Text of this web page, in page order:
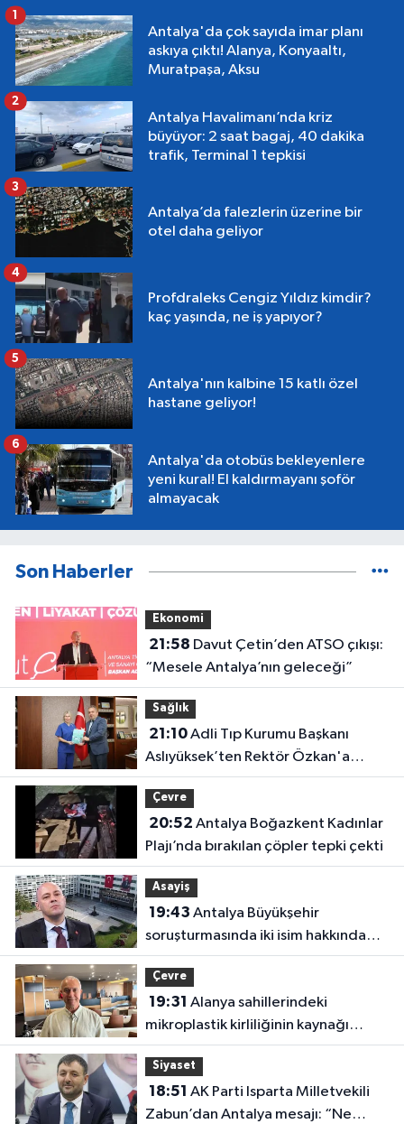
Antalya'da çok sayıda imar planı
askıya çıktı! Alanya, Konyaaltı,
Muratpaşa, Aksu
1
Antalya Havalimanı’nda kriz
büyüyor: 2 saat bagaj, 40 dakika
trafik, Terminal 1 tepkisi
2
Antalya’da falezlerin üzerine bir
otel daha geliyor
3
Profdraleks Cengiz Yıldız kimdir?
kaç yaşında, ne iş yapıyor?
4
Antalya'nın kalbine 15 katlı özel
hastane geliyor!
5
Antalya'da otobüs bekleyenlere
yeni kural! El kaldırmayanı şoför
almayacak
6
Son Haberler
Ekonomi
21:58
“Mesele Antalya’nın geleceği”
Sağlık
21:10Adli Tıp Kurumu Başkanı
Aslıyüksek’ten Rektör Özkan'a
davet
Çevre
20:52
Plajı’nda bırakılan çöpler tepki çekti
Asayiş
19:43
soruşturmasında iki isim hakkında
yeni karar
Çevre
19:31
mikroplastik kirliliğinin kaynağı
açıklandı
Siyaset
18:51
Zabun’dan Antalya mesajı: “Ne